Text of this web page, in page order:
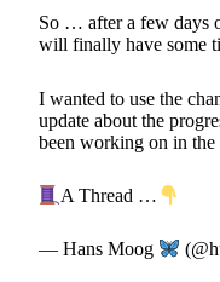
So … after a few days
will finally have some
I wanted to use the
update about the
been working on in the
A Thread …
— Hans Moog